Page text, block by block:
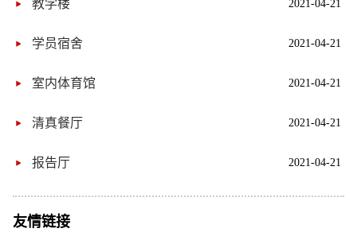
教学楼 2021-04-21
学员宿舍 2021-04-21
室内体育馆 2021-04-21
清真餐厅 2021-04-21
报告厅 2021-04-21
友情链接